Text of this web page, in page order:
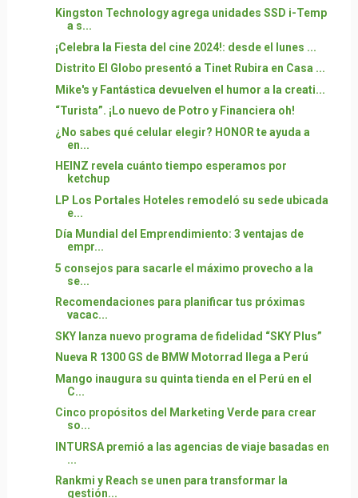
Kingston Technology agrega unidades SSD i-Temp
a s...
¡Celebra la Fiesta del cine 2024!: desde el lunes ...
Distrito El Globo presentó a Tinet Rubira en Casa ...
Mike's y Fantástica devuelven el humor a la creati...
“Turista”. ¡Lo nuevo de Potro y Financiera oh!
¿No sabes qué celular elegir? HONOR te ayuda a
en...
HEINZ revela cuánto tiempo esperamos por
ketchup
LP Los Portales Hoteles remodeló su sede ubicada
e...
Día Mundial del Emprendimiento: 3 ventajas de
empr...
5 consejos para sacarle el máximo provecho a la
se...
Recomendaciones para planificar tus próximas
vacac...
SKY lanza nuevo programa de fidelidad “SKY Plus”
Nueva R 1300 GS de BMW Motorrad llega a Perú
Mango inaugura su quinta tienda en el Perú en el
C...
Cinco propósitos del Marketing Verde para crear
so...
INTURSA premió a las agencias de viaje basadas en
...
Rankmi y Reach se unen para transformar la
gestión...